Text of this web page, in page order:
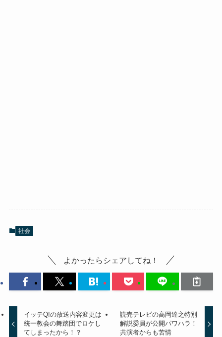
社会
よかったらシェアしてね！
イッテQ!の放送内容変更は
統一教会の舞踏団でロケし
てしまったから！？
読売テレビの高岡達之特別
解説委員が公開パワハラ！
共演者からも苦情